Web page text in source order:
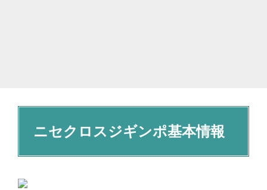
ニセクロスジギンポ基本情報